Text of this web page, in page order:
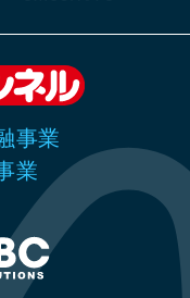
事業
業